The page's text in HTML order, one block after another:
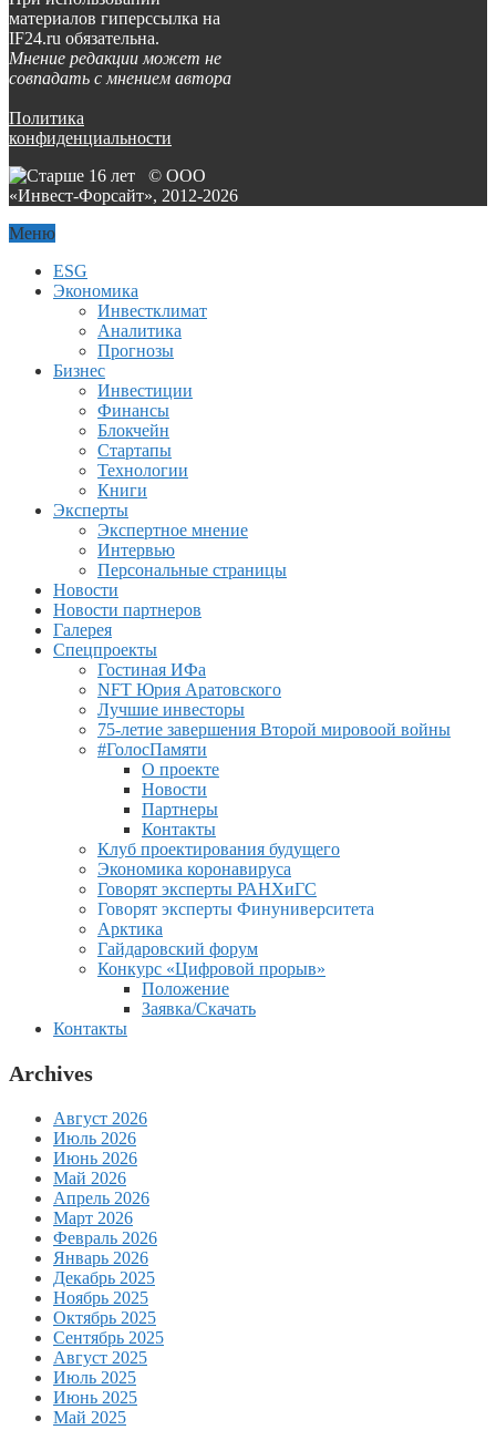
материалов гиперссылка на
IF24.ru обязательна.
Мнение редакции может не
совпадать с мнением автора
Политика
конфиденциальности
© ООО
«Инвест-Форсайт», 2012-2026
Меню
ESG
Экономика
Инвестклимат
Аналитика
Прогнозы
Бизнес
Инвестиции
Финансы
Блокчейн
Стартапы
Технологии
Книги
Эксперты
Экспертное мнение
Интервью
Персональные страницы
Новости
Новости партнеров
Галерея
Спецпроекты
Гостиная ИФа
NFT Юрия Аратовского
Лучшие инвесторы
75-летие завершения Второй мировоой войны
#ГолосПамяти
О проекте
Новости
Партнеры
Контакты
Клуб проектирования будущего
Экономика коронавируса
Говорят эксперты РАНХиГС
Говорят эксперты Финуниверситета
Арктика
Гайдаровский форум
Конкурс «Цифровой прорыв»
Положение
Заявка/Скачать
Контакты
Archives
Август 2026
Июль 2026
Июнь 2026
Май 2026
Апрель 2026
Март 2026
Февраль 2026
Январь 2026
Декабрь 2025
Ноябрь 2025
Октябрь 2025
Сентябрь 2025
Август 2025
Июль 2025
Июнь 2025
Май 2025